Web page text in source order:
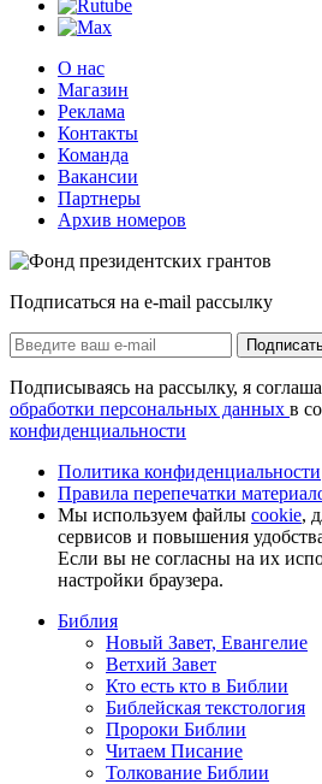
О нас
Магазин
Реклама
Контакты
Команда
Вакансии
Партнеры
Архив номеров
Подписаться на e-mail рассылку
Подписываясь на рассылку, я
обработки персональных данных в
конфиденциальности
Политика конфиденциальности
Правила перепечатки
Мы используем файлы cookie,
сервисов и повышения
Если вы не согласны на их
настройки браузера.
Библия
Новый Завет, Евангелие
Ветхий Завет
Кто есть кто в Библии
Библейская текстология
Пророки Библии
Читаем Писание
Толкование Библии